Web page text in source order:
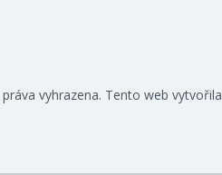
vyhrazena. Tento web vytvořila